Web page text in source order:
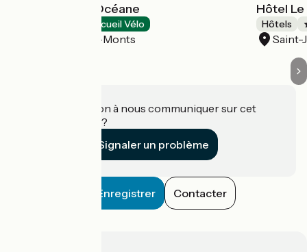
Hôtel La Côte Océane
Accueil Vélo
Saint-Jean-de-Monts
Hôtel
Hôtels
Saint-
Une information à nous communiquer sur cet
établissement ?
Signaler un problème
Enregistrer Contacter